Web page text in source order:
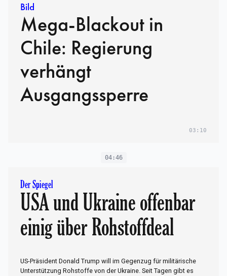
Bild
Mega-Blackout in
Chile: Regierung
verhängt
Ausgangssperre
03:10
04:46
Der Spiegel
USA und Ukraine offenbar
einig über Rohstoffdeal
US-Präsident Donald Trump will im Gegenzug für militärische
Unterstützung Rohstoffe von der Ukraine. Seit Tagen gibt es